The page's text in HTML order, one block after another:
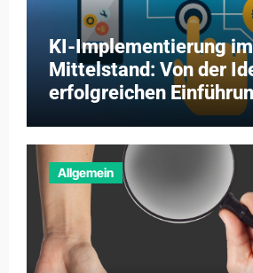
KI-Implementierung im
Mittelstand: Von der
erfolgreichen
Allgemein